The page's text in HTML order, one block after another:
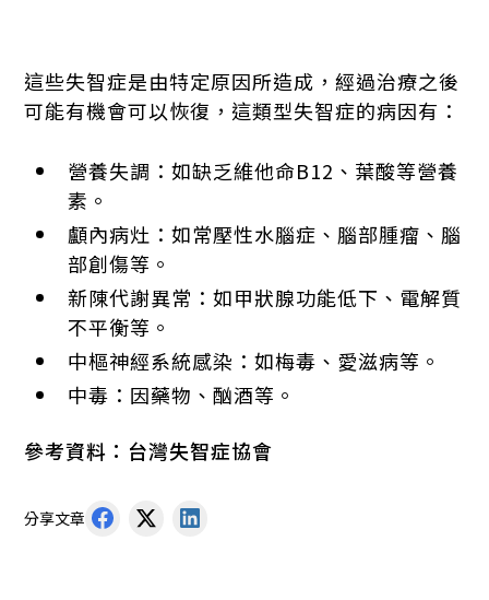
這些失智症是由特定原因所造成，經過治療之後
可能有機會可以恢復，這類型失智症的病因有：
營養失調：如缺乏維他命B12、葉酸等營養
素。
顱內病灶：如常壓性水腦症、腦部腫瘤、腦
部創傷等。
新陳代謝異常：如甲狀腺功能低下、電解質
不平衡等。
中樞神經系統感染：如梅毒、愛滋病等。
中毒：因藥物、酗酒等。
參考資料：台灣失智症協會
分享文章